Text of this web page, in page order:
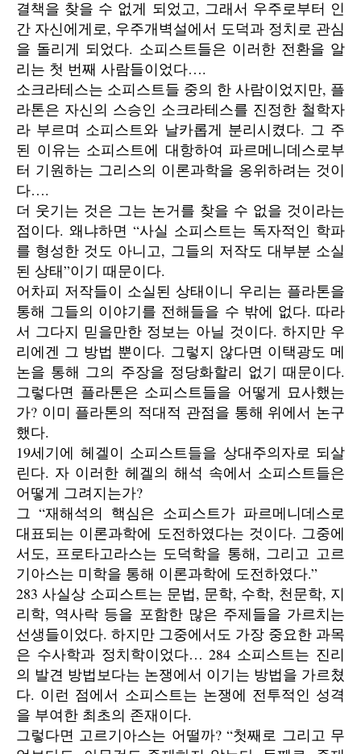
결책을 찾을 수 없게 되었고, 그래서 우주로부터 인
간 자신에게로, 우주개벽설에서 도덕과 정치로 관심
을 돌리게 되었다. 소피스트들은 이러한 전환을 알
리는 첫 번째 사람들이었다….
소크라테스는 소피스트들 중의 한 사람이었지만, 플
라톤은 자신의 스승인 소크라테스를 진정한 철학자
라 부르며 소피스트와 날카롭게 분리시켰다. 그 주
된 이유는 소피스트에 대항하여 파르메니데스로부
터 기원하는 그리스의 이론과학을 옹위하려는 것이
다….
더 웃기는 것은 그는 논거를 찾을 수 없을 것이라는
점이다. 왜냐하면 “사실 소피스트는 독자적인 학파
를 형성한 것도 아니고, 그들의 저작도 대부분 소실
된 상태”이기 때문이다.
어차피 저작들이 소실된 상태이니 우리는 플라톤을
통해 그들의 이야기를 전해들을 수 밖에 없다. 따라
서 그다지 믿을만한 정보는 아닐 것이다. 하지만 우
리에겐 그 방법 뿐이다. 그렇지 않다면 이택광도 메
논을 통해 그의 주장을 정당화할리 없기 때문이다.
그렇다면 플라톤은 소피스트들을 어떻게 묘사했는
가? 이미 플라톤의 적대적 관점을 통해 위에서 논구
했다.
19세기에 헤겔이 소피스트들을 상대주의자로 되살
린다. 자 이러한 헤겔의 해석 속에서 소피스트들은
어떻게 그려지는가?
그 “재해석의 핵심은 소피스트가 파르메니데스로
대표되는 이론과학에 도전하였다는 것이다. 그중에
서도, 프로타고라스는 도덕학을 통해, 그리고 고르
기아스는 미학을 통해 이론과학에 도전하였다.”
283 사실상 소피스트는 문법, 문학, 수학, 천문학, 지
리학, 역사락 등을 포함한 많은 주제들을 가르치는
선생들이었다. 하지만 그중에서도 가장 중요한 과목
은 수사학과 정치학이었다… 284 소피스트는 진리
의 발견 방법보다는 논쟁에서 이기는 방법을 가르쳤
다. 이런 점에서 소피스트는 논쟁에 전투적인 성격
을 부여한 최초의 존재이다.
그렇다면 고르기아스는 어떨까? “첫째로 그리고 무